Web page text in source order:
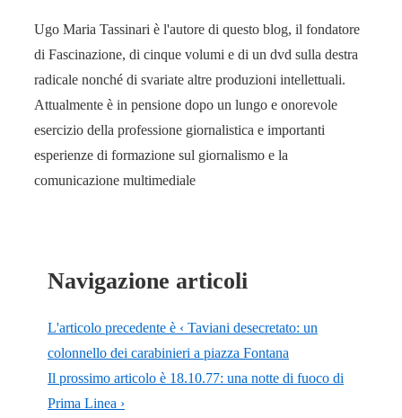
Ugo Maria Tassinari è l'autore di questo blog, il fondatore
di Fascinazione, di cinque volumi e di un dvd sulla destra
radicale nonché di svariate altre produzioni intellettuali.
Attualmente è in pensione dopo un lungo e onorevole
esercizio della professione giornalistica e importanti
esperienze di formazione sul giornalismo e la
comunicazione multimediale
Navigazione articoli
L'articolo precedente è ‹ Taviani desecretato: un
colonnello dei carabinieri a piazza Fontana
Il prossimo articolo è 18.10.77: una notte di fuoco di
Prima Linea ›